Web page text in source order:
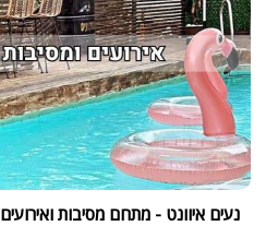
נעים איוונט - מתחם מסיבות ואירועים